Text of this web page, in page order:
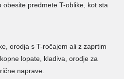
obesite predmete T-oblike, kot sta
orodja s T-ročajem ali z zaprtim
lopate, kladiva, orodje za
naprave.